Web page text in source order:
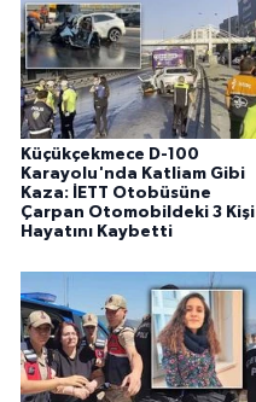
Küçükçekmece D-100
Karayolu'nda Katliam Gibi
Kaza: İETT Otobüsüne
Çarpan Otomobildeki 3 Kişi
Hayatını Kaybetti